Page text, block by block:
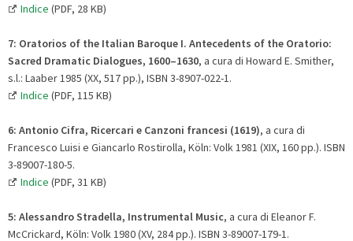
Indice (PDF, 28 KB)
7: Oratorios of the Italian Baroque I. Antecedents of the Oratorio:
Sacred Dramatic Dialogues, 1600–1630, a cura di Howard E. Smither,
s.l.: Laaber 1985 (XX, 517 pp.), ISBN 3-8907-022-1.
Indice (PDF, 115 KB)
6: Antonio Cifra, Ricercari e Canzoni francesi (1619), a cura di
Francesco Luisi e Giancarlo Rostirolla, Köln: Volk 1981 (XIX, 160 pp.). ISBN
3-89007-180-5.
Indice (PDF, 31 KB)
5: Alessandro Stradella, Instrumental Music, a cura di Eleanor F.
McCrickard, Köln: Volk 1980 (XV, 284 pp.). ISBN 3-89007-179-1.